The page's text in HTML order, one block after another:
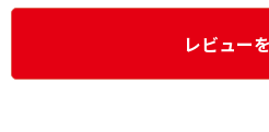
レビュー